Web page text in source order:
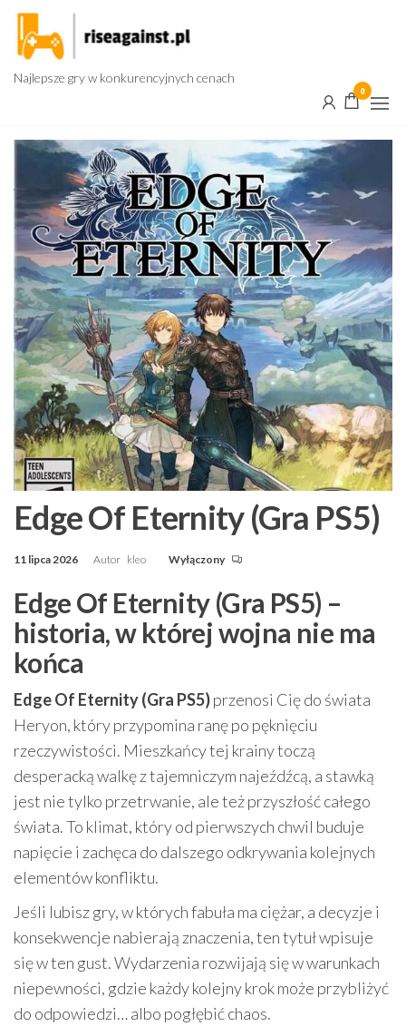
Przejdź
treści
Najlepsze gry w konkurencyjnych cenach
0
Edge Of Eternity (Gra PS5)
11 lipca 2026 Autor kleo Wyłączony
Edge Of Eternity (Gra PS5) –
historia, w której wojna nie ma
końca
Edge Of Eternity (Gra PS5)przenosi Cię do świata
Heryon, który przypomina ranę po pęknięciu
rzeczywistości. Mieszkańcy tej krainy toczą
desperacką walkę z tajemniczym najeźdźcą, a stawką
jest nie tylko przetrwanie, ale też przyszłość całego
świata. To klimat, który od pierwszych chwil buduje
napięcie i zachęca do dalszego odkrywania kolejnych
elementów konfliktu.
Jeśli lubisz gry, w których fabuła ma ciężar, a decyzje i
konsekwencje nabierają znaczenia, ten tytuł wpisuje
się w ten gust. Wydarzenia rozwijają się w warunkach
niepewności, gdzie każdy kolejny krok może przybliżyć
do odpowiedzi… albo pogłębić chaos.